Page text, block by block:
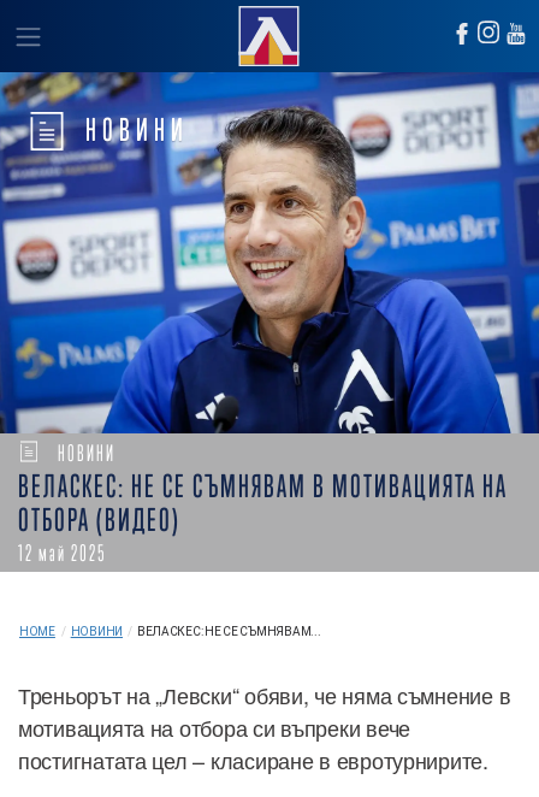
НОВИНИ
НОВИНИ
ВЕЛАСКЕС: НЕ СЕ СЪМНЯВАМ В МОТИВАЦИЯТА НА
ОТБОРА (ВИДЕО)
12 май 2025
HOME / НОВИНИ / ВЕЛАСКЕС: НЕ СЕ СЪМНЯВАМ...
Треньорът на „Левски“ обяви, че няма съмнение в
мотивацията на отбора си въпреки вече
постигнатата цел – класиране в евротурнирите.